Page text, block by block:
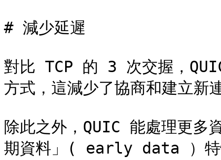
# 減少延遲
對比 TCP 的 3 次交握，
方式，這減少了協商和建立新
除此之外，QUIC 能處理更多
期資料」( early data ）特